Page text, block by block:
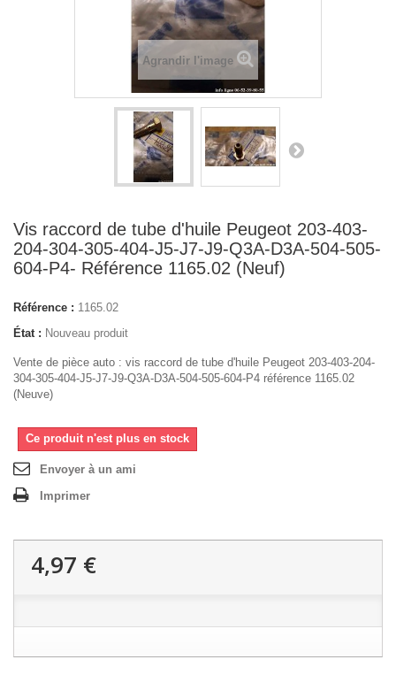
Agrandir l'image
Vis raccord de tube d'huile Peugeot 203-403-
204-304-305-404-J5-J7-J9-Q3A-D3A-504-505-
604-P4- Référence 1165.02 (Neuf)
Référence : 1165.02
État : Nouveau produit
Vente de pièce auto : vis raccord de tube d'huile Peugeot 203-403-204-
304-305-404-J5-J7-J9-Q3A-D3A-504-505-604-P4 référence 1165.02
(Neuve)
Ce produit n'est plus en stock
Envoyer à un ami
Imprimer
4,97 €